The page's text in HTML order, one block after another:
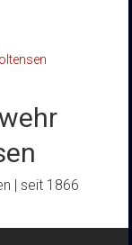
| seit 1866